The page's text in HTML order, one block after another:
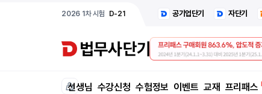
2026 1차 시험 D-21 공기업단기 자단기
선생님 수강신청 수험정보 이벤트 교재 프리패스